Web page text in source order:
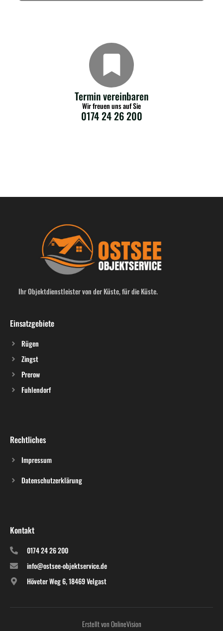
Termin vereinbaren
Wir freuen uns auf Sie
0174 24 26 200
Ihr Objektdienstleister von der Küste, für die Küste.
Einsatzgebiete
Rügen
Zingst
Prerow
Fuhlendorf
Rechtliches
Impressum
Datenschutzerklärung
Kontakt
0174 24 26 200
info@ostsee-objektservice.de
Höveter Weg 6, 18469 Velgast
Erstellt von OnlineVision